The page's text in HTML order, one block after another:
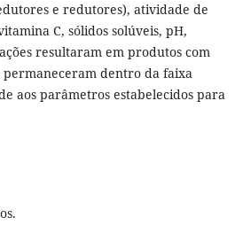
e redutores), atividade de
C, sólidos solúveis, pH,
resultaram em produtos com
dentro da faixa
aos parâmetros estabelecidos para